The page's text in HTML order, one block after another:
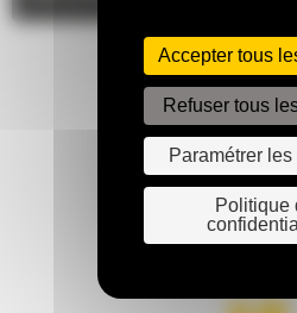
RESTONS EN
Accepter tous
Refuser tous
Paramétrer
Politique